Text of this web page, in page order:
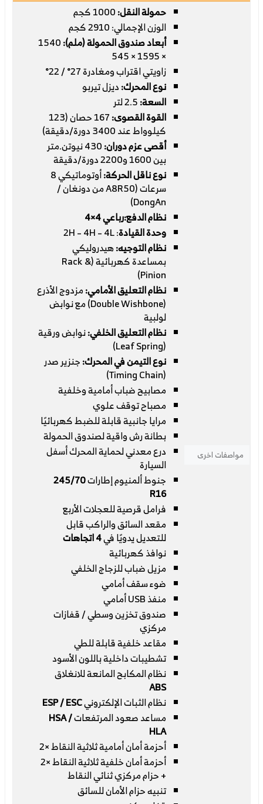
مواصفات اخرى
حمولة النقل:1000 كجم
الوزن الإجمالي: 2910 كجم
أبعاد صندوق الحمولة (ملم):1540
× 1595 × 545
زاويتي اقتراب ومغادرة 27° / 22°
نوع المحرك:ديزل تيربو
السعة:2.5 لتر
القوة القصوى:
167 حصان (123
كيلوواط عند 3400 دورة/دقيقة)
أقصى عزم دوران:
430 نيوتن.متر
بين 1600 و2200 دورة/دقيقة
نوع ناقل الحركة:
أوتوماتيكي 8
سرعات (A8R50 من دونغان /
DongAn)
نظام الدفع:رباعي 4×4
وحدة القيادة: 2H – 4H – 4L
نظام التوجيه:هيدروليكي
بمساعدة كهربائية (Rack &
Pinion)
نظام التعليق الأمامي:مزدوج الأذرع
(Double Wishbone) مع نوابض
لولبية
نظام التعليق الخلفي:نوابض ورقية
(Leaf Spring)
نوع التيمن في المحرك:جنزير صدر
(Timing Chain)
مصابيح ضباب أمامية وخلفية
مصباح توقف علوي
مرايا جانبية قابلة للضبط كهربائيًا
بطانة رش واقية لصندوق الحمولة
درع معدني لحماية المحرك أسفل
السيارة
جنوط ألمنيوم إطارات245/70
R16
فرامل قرصية للعجلات الأربع
مقعد السائق والراكب قابل
للتعديل يدويًا في4 اتجاهات
نوافذ كهربائية
مزيل ضباب للزجاج الخلفي
ضوء سقف أمامي
منفذ USB أمامي
صندوق تخزين وسطي / قفازات
مركزي
مقاعد خلفية قابلة للطي
تشطيبات داخلية باللون الأسود
نظام المكابح المانعة للانغلاق
ABS
نظام الثبات الإلكترونيESP / ESC
مساعد صعود المرتفعاتHSA /
HLA
أحزمة أمان أمامية ثلاثية النقاط ×2
أحزمة أمان خلفية ثلاثية النقاط ×2
+ حزام مركزي ثنائي النقاط
تنبيه حزام الأمان للسائق